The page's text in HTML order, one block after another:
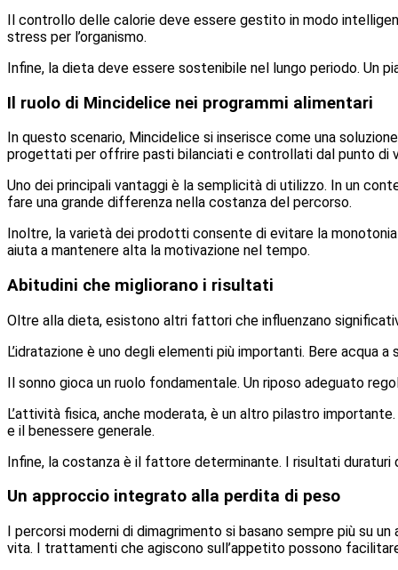
Il controllo delle calorie deve essere gestito in modo
stress per l’organismo.
Infine, la dieta deve essere sostenibile nel lungo periodo. Un
Il ruolo di Mincidelice nei programmi alimentari
In questo scenario, Mincidelice si inserisce come una
progettati per offrire pasti bilanciati e controllati dal punto di
Uno dei principali vantaggi è la semplicità di utilizzo. In un
fare una grande differenza nella costanza del percorso.
Inoltre, la varietà dei prodotti consente di evitare la
aiuta a mantenere alta la motivazione nel tempo.
Abitudini che migliorano i risultati
Oltre alla dieta, esistono altri fattori che influenzano
L’idratazione è uno degli elementi più importanti. Bere acqua
Il sonno gioca un ruolo fondamentale. Un riposo adeguato
L’attività fisica, anche moderata, è un altro pilastro
e il benessere generale.
Infine, la costanza è il fattore determinante. I risultati duraturi
Un approccio integrato alla perdita di peso
I percorsi moderni di dimagrimento si basano sempre più su
vita. I trattamenti che agiscono sull’appetito possono